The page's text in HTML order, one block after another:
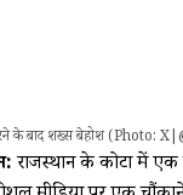
के बाद शख्स बेहोश
राजस्थान के कोटा में